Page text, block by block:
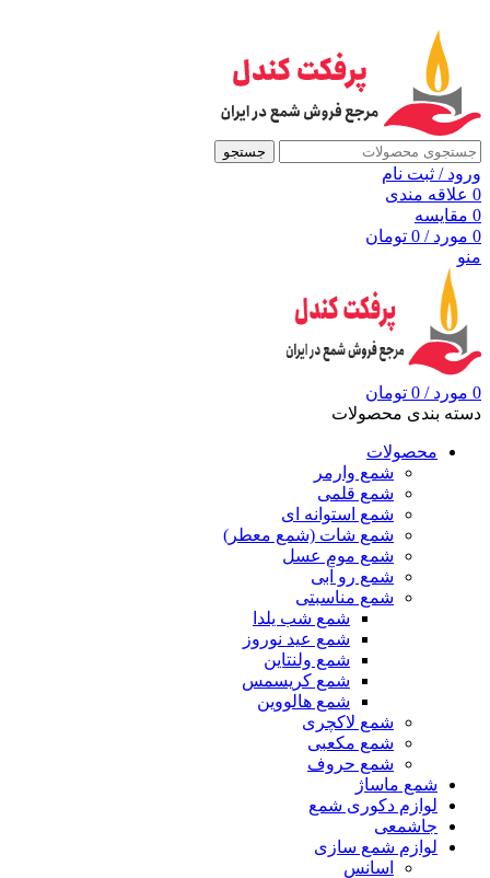
جستجو
ورود / ثبت نام
0 علاقه مندی
0 مقايسه
0 مورد /
0 تومان
منو
0 مورد /
0 تومان
دسته بندی محصولات
محصولات
شمع وارمر
شمع قلمی
شمع استوانه ای
شمع شات (شمع معطر)
شمع موم عسل
شمع رو آبی
شمع مناسبتی
شمع شب یلدا
شمع عید نوروز
شمع ولنتاین
شمع کریسمس
شمع هالووین
شمع لاکچری
شمع مکعبی
شمع حروف
شمع ماساژ
لوازم دکوری شمع
جاشمعی
لوازم شمع سازی
اسانس